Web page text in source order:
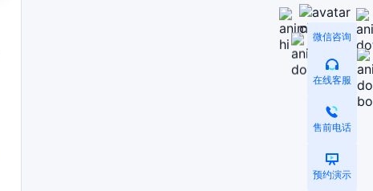
微信咨询
在线客服
售前电话
预约演示